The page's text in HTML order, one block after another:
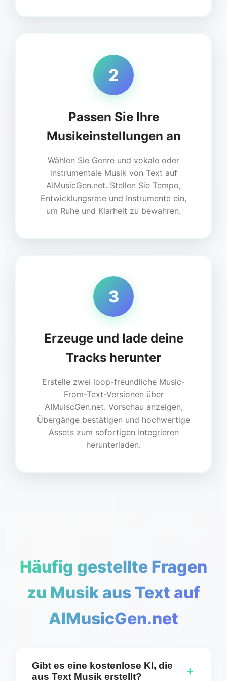
2
Passen Sie Ihre
Musikeinstellungen an
Wählen Sie Genre und vokale oder
instrumentale Musik von Text auf
AIMusicGen.net. Stellen Sie Tempo,
Entwicklungsrate und Instrumente ein,
um Ruhe und Klarheit zu bewahren.
3
Erzeuge und lade deine
Tracks herunter
Erstelle zwei loop-freundliche Music-
From-Text-Versionen über
AIMuiscGen.net. Vorschau anzeigen,
Übergänge bestätigen und hochwertige
Assets zum sofortigen Integrieren
herunterladen.
Häufig gestellte Fragen
zu Musik aus Text auf
AIMusicGen.net
Gibt es eine kostenlose KI, die
aus Text Musik erstellt?
+